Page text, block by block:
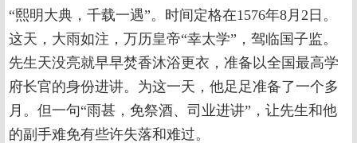
“熙明大典，千载一遇”。时间定格在1576年8月2日。
这天，大雨如注，万历皇帝“幸太学”，驾临国子监。
先生天没亮就早早焚香沐浴更衣，准备以全国最高学
府长官的身份进讲。为这一天，他足足准备了一个多
月。但一句“雨甚，免祭酒、司业进讲”，让先生和他
的副手难免有些许失落和难过。